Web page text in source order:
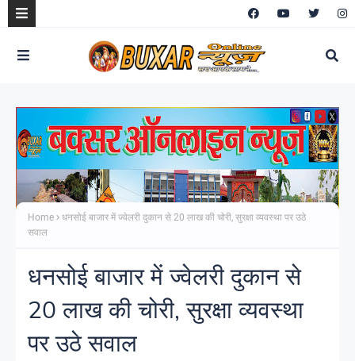
Home
धनसोई बाजार में ज्वेलरी दुकान से 20 लाख की चोरी, सुरक्षा व्यवस्था पर उठे
सवाल
धनसोई बाजार में ज्वेलरी दुकान से
20 लाख की चोरी, सुरक्षा व्यवस्था
पर उठे सवाल